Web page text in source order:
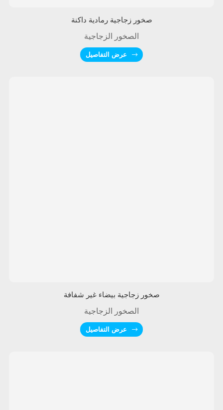
صخور زجاجية رمادية داكنة
الصخور الزجاجية
عرض التفاصيل
صخور زجاجية بيضاء غير شفافة
الصخور الزجاجية
عرض التفاصيل